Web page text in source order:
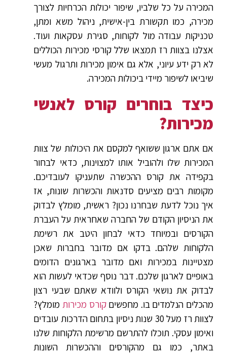
המכירה על כל שלביו, שיפור יכולות הכרחיות לצורך
מכירה, כמו תקשורת בין-אישית, ניהול משא ומתן,
טכניקות עבודה מול לקוחות, סגירת עסקאות ועוד.
אצלנו בצוות רז תמצאו שלל קורסי מכירות הכוללים
לא רק ידע עיוני, אלא גם אימון מכירות ותרגול מעשי
שיביאו לשיפור מיידי ביכולות המכירה.
כיצד בוחרים קורס לאנשי
מכירות?
אם אתם ארגון ששואף למקסם את היכולות של צוות
המכירות שלו ולהוביל אותו למצוינות, כדאי לבחור
בקפידה את קורס ההכשרה שתעניקו לעובדיכם.
מקומות רבים מציעים סדנאות והכשרות שונות, אז
איך נוכל לדעת שבחרנו נכון? ראשית, מומלץ לבדוק
את הניסיון הקודם של החברה שאחראית על העברת
הקורסים ובמיוחד כדאי לבחון היטב את רשימת
הלקוחות שלהם. בדקו אם מדובר בחברות שאכן
מצטיינות במכירות ואם מדובר בארגונים הדומים
באופיים לארגון שלכם. דבר נוסף שכדאי לעשות הוא
לבדוק את נושאי הקורס ולוודא שאתם שבעי רצון
מהכלים הנלמדים בו. מחפשיםקורס מכירותמומלץ?
לצוות רז מעל 30 שנות ניסיון בתחום הדרכות עובדים
ואימון עסקי. תוכלו להתרשם מרשימת הלקוחות שלנו
באתר, כמו גם מהקורסים וההכשרות השונות